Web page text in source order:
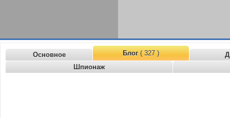
Основное Блог( 327 )
Шпионаж